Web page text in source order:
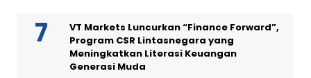
VT Markets Luncurkan “Finance Forward”,
Program CSR Lintasnegara yang
Meningkatkan Literasi Keuangan
Generasi Muda